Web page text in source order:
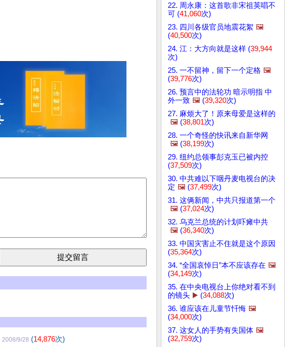
2008/9/28 (14,876次)
22. 周永康：这首歌非宋祖英唱不
可 (41,060次)
23. 四川各级官员地震花絮 🖼️
(40,500次)
24. 江：大方向就是这样 (39,944
次)
25. 一不留神，留下一个定格 🖼️
(39,776次)
26. 预言中的法轮功 暗示明指 中
外一致 🖼️ (39,320次)
27. 麻烦大了！原来母爱是这样的
🖼️ (38,801次)
28. 一个奇怪的快讯来自新华网
🖼️ (38,199次)
29. 纽约总领事彭克玉已被内控
(37,509次)
30. 中共难以下咽丹麦电视台的决
定 🖼️ (37,499次)
31. 这俩新闻，中共只报道第一个
🖼️ (37,024次)
32. 乌克兰总统的计划吓瘫中共
🖼️ (36,340次)
33. 中国灾害止不住就是这个原因
(35,364次)
34. “全国哀悼日”本不应该存在 🖼️
(34,149次)
35. 在中央电视台上你绝对看不到
的镜头 ▶️ (34,088次)
36. 谁应该在儿童节忏悔 🖼️
(34,000次)
37. 这女人的手势有失国体 🖼️
(32,759次)